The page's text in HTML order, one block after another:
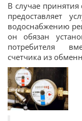
В случае
предоставляет
водоснабжению
он обязан
потребителя
счетчика из